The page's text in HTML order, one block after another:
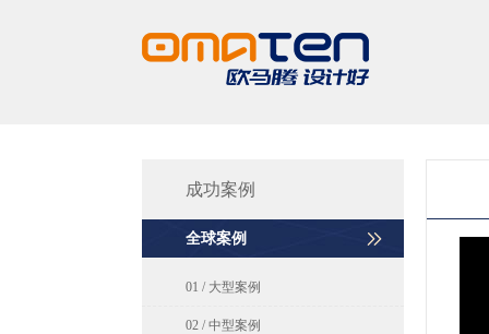
成功案例
全球案例
01 / 大型案例
02 / 中型案例